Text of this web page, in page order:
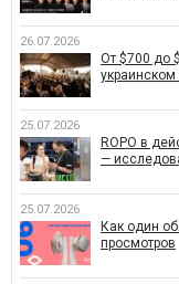
26.07.2026
От $700 до
25.07.2026
ROPO в
—
25.07.2026
Как один
просмотров